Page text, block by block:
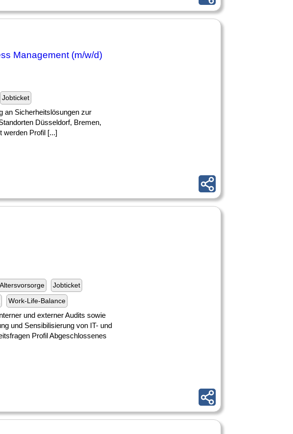
Management (m/w/d)
Jobticket
an Sicherheitslösungen zur
Düsseldorf, Bremen,
werden Profil [...]
Jobticket
Work-Life-Balance
und externer Audits sowie
und Sensibilisierung von IT- und
Profil Abgeschlossenes